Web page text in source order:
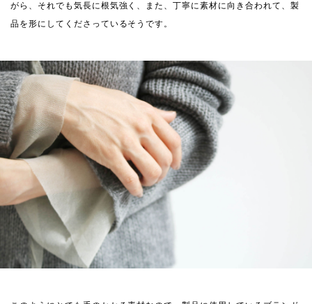
がら、それでも気長に根気強く、また、丁寧に素材に向き合われて、製
品を形にしてくださっているそうです。